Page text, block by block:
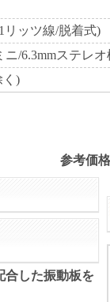
リッツ線/脱着式)
ニ/6.3mmステレ
く)
参考価
合した振動板を